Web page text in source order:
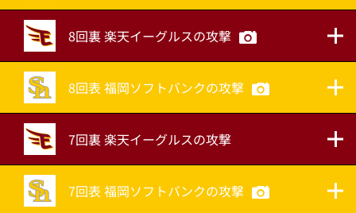
8回裏 楽天イーグルスの攻撃
8回表 福岡ソフトバンクの攻撃
7回裏 楽天イーグルスの攻撃
7回表 福岡ソフトバンクの攻撃